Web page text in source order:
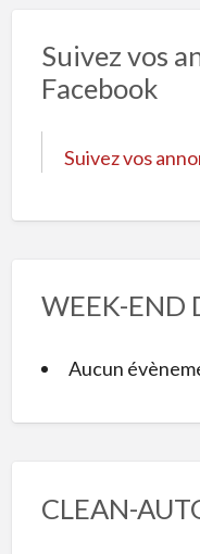
Suivez vos
Facebook
Suivez vos
WEEK-END
Aucun
CLEAN-